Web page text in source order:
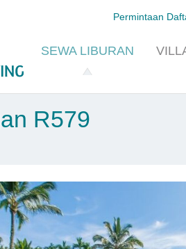
Permintaan
SEWALIBURAN
R579